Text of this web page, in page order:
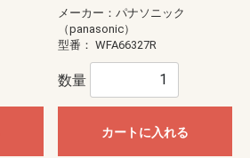
メーカー：パナソニック
（panasonic）
型番： WFA66327R
数量
カートに入れる